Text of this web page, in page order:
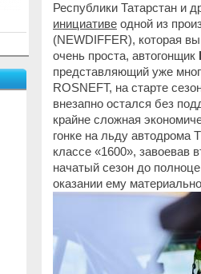
Республики Татарстан и
инициативе одной из
(NEWDIFFER), которая
очень проста, автогонщик
представляющий уже
ROSNEFT, на старте
внезапно остался без
крайне сложная
гонке на льду
классе «1600», завоевав
начатый сезон до
оказании ему